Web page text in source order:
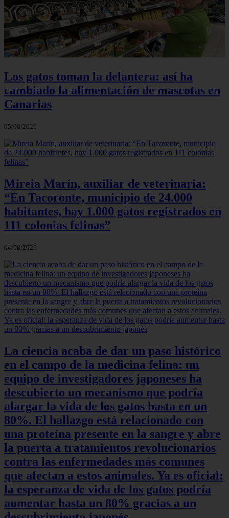
Los gatos toman la delantera: así ha
cambiado la alimentación de mascotas en
Canarias
05/08/2026
Mireia Marín, auxiliar de veterinaria:
“En Tacoronte, municipio de 24.000
habitantes, hay 1.000 gatos registrados en
111 colonias felinas”
04/08/2026
La ciencia acaba de dar un paso histórico
en el campo de la medicina felina: un
equipo de investigadores japoneses ha
descubierto un mecanismo que podría
alargar la vida de los gatos hasta en un
80%. El hallazgo está relacionado con
una proteína presente en la sangre y abre
la puerta a tratamientos revolucionarios
contra las enfermedades más comunes
que afectan a estos animales. Ya es oficial:
la esperanza de vida de los gatos podría
aumentar hasta un 80% gracias a un